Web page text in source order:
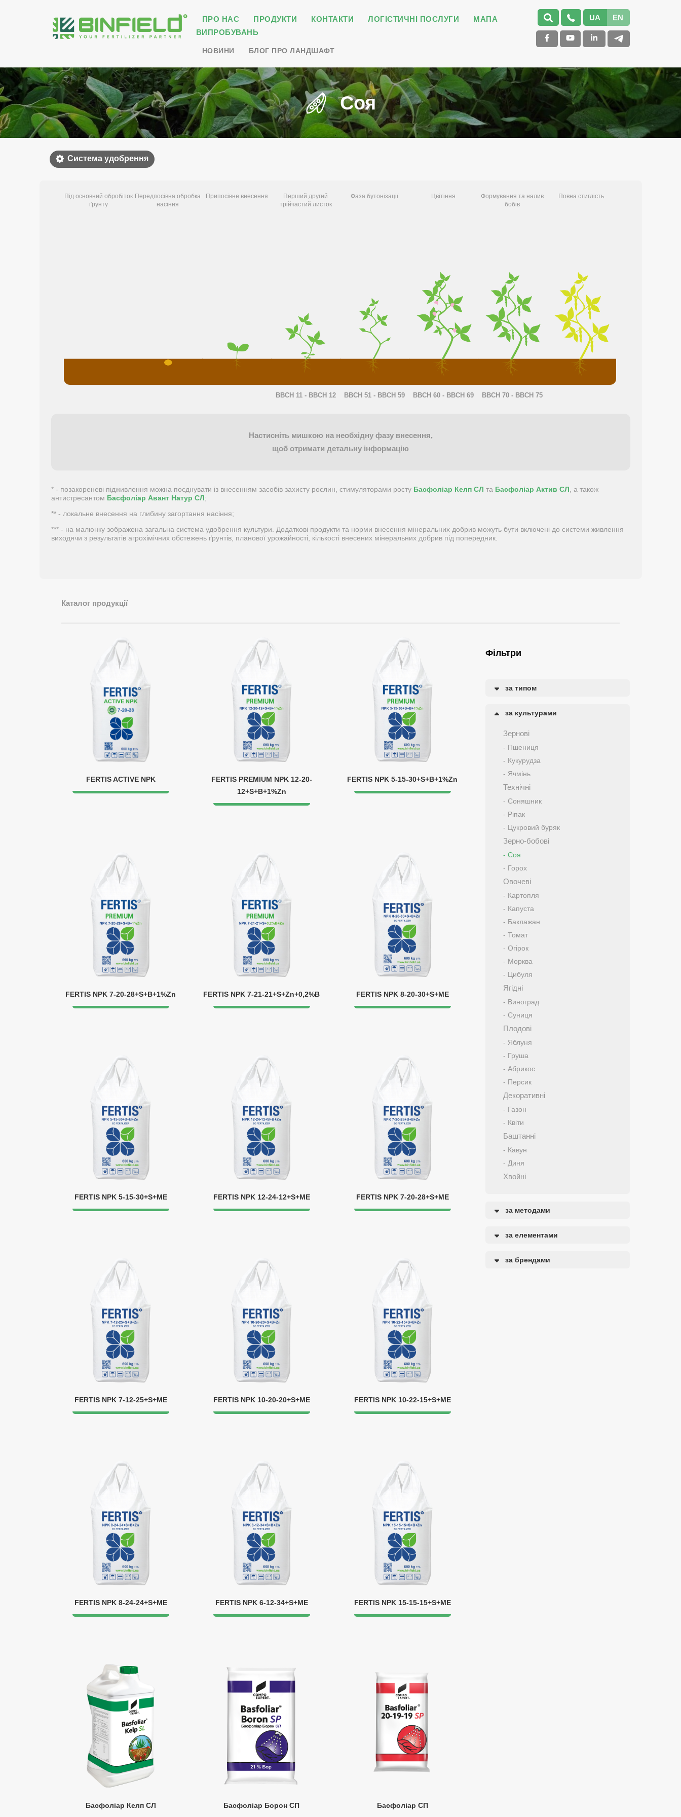
ПРО НАС ПРОДУКТИ КОНТАКТИ ЛОГІСТИЧНІ ПОСЛУГИ
МАПА
ВИПРОБУВАНЬ
НОВИНИ БЛОГ ПРО ЛАНДШАФТ
UA EN
Соя
Система удобрення
Під основний обробіток
ґрунту
Передпосівна обробка
насіння
Припосівне внесення
Перший другий
трійчастий листок
BBCH 11 - BBCH 12
Фаза бутонізації
BBCH 51 - BBCH 59
Цвітіння
BBCH 60 - BBCH 69
Формування та налив
бобів
BBCH 70 - BBCH 75
Повна стиглість
Настисніть мишкою на необхідну фазу внесення,
щоб отримати детальну інформацію
* - позакореневі підживлення можна поєднувати із внесенням засобів захисту рослин, стимуляторами росту Басфоліар Келп СЛ та Басфоліар Актив СЛ , а також
антистресантом Басфоліар Авант Натур СЛ;
** - локальне внесення на глибину загортання насіння;
*** - на малюнку зображена загальна система удобрення культури. Додаткові продукти та норми внесення мінеральних добрив можуть бути включені до системи живлення
виходячи з результатів агрохімічних обстежень ґрунтів, планової урожайності, кількості внесених мінеральних добрив під попередник.
Каталог продукції
FERTIS ACTIVE NPK
FERTIS PREMIUM NPK 12-20-
12+S+B+1%Zn
FERTIS NPK 5-15-30+S+B+1%Zn
FERTIS NPK 7-20-28+S+B+1%Zn FERTIS NPK 7-21-21+S+Zn+0,2%B FERTIS NPK 8-20-30+S+ME
FERTIS NPK 5-15-30+S+ME FERTIS NPK 12-24-12+S+ME FERTIS NPK 7-20-28+S+ME
FERTIS NPK 7-12-25+S+ME FERTIS NPK 10-20-20+S+ME FERTIS NPK 10-22-15+S+ME
FERTIS NPK 8-24-24+S+МЕ FERTIS NPK 6-12-34+S+ME FERTIS NPK 15-15-15+S+ME
Басфоліар Келп СЛ Басфоліар Борон СП Басфоліар СП
Фільтри
за типом
за культурами
Зернові
- Пшениця
- Кукурудза
- Ячмінь
Технічні
- Соняшник
- Ріпак
- Цукровий буряк
Зерно-бобові
- Соя
- Горох
Овочеві
- Картопля
- Капуста
- Баклажан
- Томат
- Огірок
- Морква
- Цибуля
Ягідні
- Виноград
- Суниця
Плодові
- Яблуня
- Груша
- Абрикос
- Персик
Декоративні
- Газон
- Квіти
Баштанні
- Кавун
- Диня
Хвойні
за методами
за елементами
за брендами